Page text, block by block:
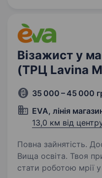
Візажист у
(ТРЦ Lavina
35 000 – 45 000
EVA, лінія
13,0 км від
Повна зайнятість.
Вища освіта. Твоя пристрасть до візажу може
стати роботою мрії